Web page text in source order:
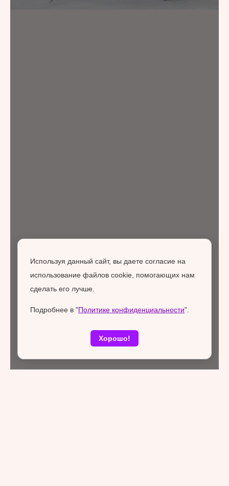
Используя данный сайт, вы даете согласие на
использование файлов cookie, помогающих нам
сделать его лучше.
Подробнее в "Политике конфиденциальности".
Хорошо!